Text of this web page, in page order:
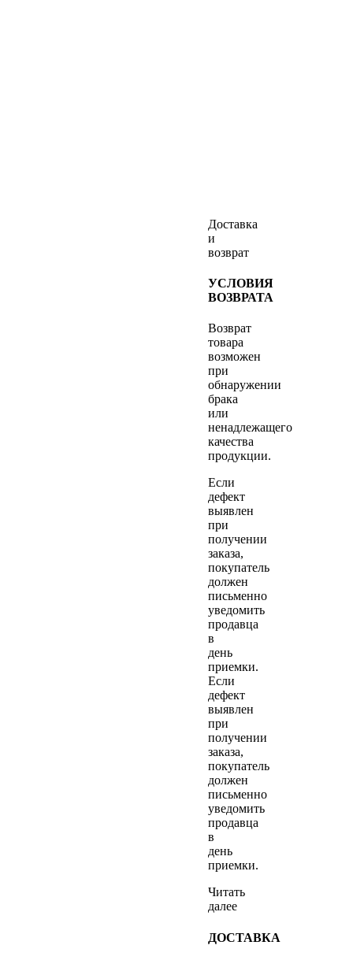
Доставка
и
возврат
УСЛОВИЯ
ВОЗВРАТА
Возврат
товара
возможен
при
обнаружении
брака
или
ненадлежащего
качества
продукции.
Если
дефект
выявлен
при
получении
заказа,
покупатель
должен
письменно
уведомить
продавца
в
день
приемки.
Если
дефект
выявлен
при
получении
заказа,
покупатель
должен
письменно
уведомить
продавца
в
день
приемки.
Читать
далее
ДОСТАВКА